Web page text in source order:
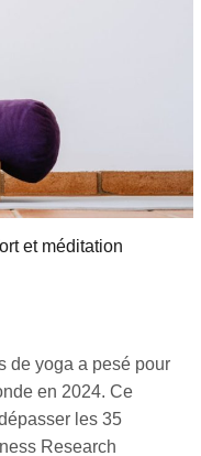
et méditation
de yoga a pesé pour
en 2024. Ce
les 35
Research